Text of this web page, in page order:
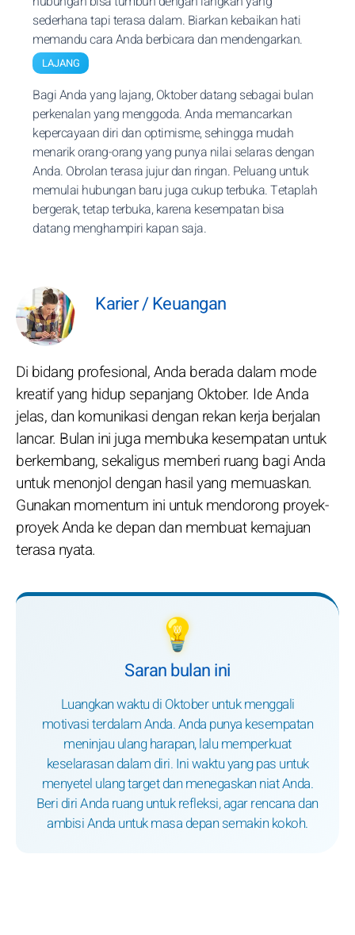
sederhana tapi terasa dalam. Biarkan kebaikan hati
memandu cara Anda berbicara dan mendengarkan.
LAJANG
Bagi Anda yang lajang, Oktober datang sebagai bulan
perkenalan yang menggoda. Anda memancarkan
kepercayaan diri dan optimisme, sehingga mudah
menarik orang-orang yang punya nilai selaras dengan
Anda. Obrolan terasa jujur dan ringan. Peluang untuk
memulai hubungan baru juga cukup terbuka. Tetaplah
bergerak, tetap terbuka, karena kesempatan bisa
datang menghampiri kapan saja.
Karier / Keuangan
Di bidang profesional, Anda berada dalam mode
kreatif yang hidup sepanjang Oktober. Ide Anda
jelas, dan komunikasi dengan rekan kerja berjalan
lancar. Bulan ini juga membuka kesempatan untuk
berkembang, sekaligus memberi ruang bagi Anda
untuk menonjol dengan hasil yang memuaskan.
Gunakan momentum ini untuk mendorong proyek-
proyek Anda ke depan dan membuat kemajuan
terasa nyata.
💡
Saran bulan ini
Luangkan waktu di Oktober untuk menggali
motivasi terdalam Anda. Anda punya kesempatan
meninjau ulang harapan, lalu memperkuat
keselarasan dalam diri. Ini waktu yang pas untuk
menyetel ulang target dan menegaskan niat Anda.
Beri diri Anda ruang untuk refleksi, agar rencana dan
ambisi Anda untuk masa depan semakin kokoh.